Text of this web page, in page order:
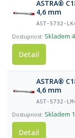
ASTRA®
4,6 mm
AST-5732-
Skladem
Detail
ASTRA®
4,6 mm
AST-5732-
Skladem
Detail